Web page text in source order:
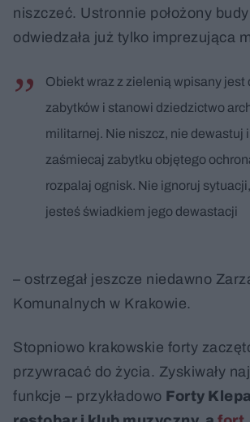
niszczeć. Ustronnie położony
odwiedzała już tylko imprezująca
Obiekt wraz z zielenią wpisany jest
zabytków i stanowi dziedzictwo
militarnej. Nie niszcz, nie dewastuj
zaśmiecaj zabytku objętego
rozpalaj ognisk. Nie ignoruj
jesteś świadkiem jego dewastacji
– ostrzegał jeszcze niedawno
Komunalnych w Krakowie.
Stopniowo krakowskie forty
przywracać do życia. Zyskiwały
funkcje – przykładowo Forty